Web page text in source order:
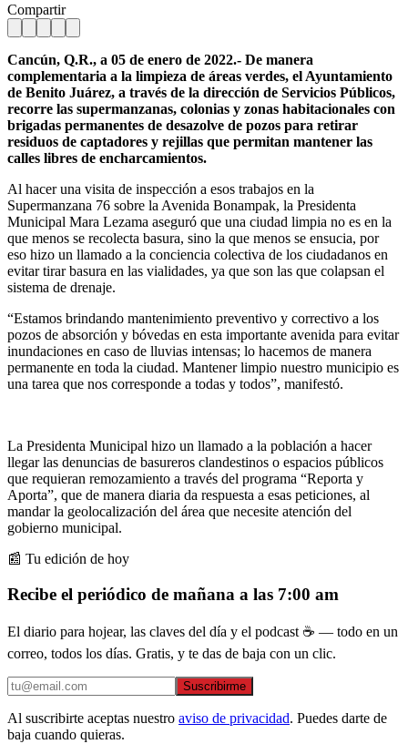
Compartir
Cancún, Q.R., a 05 de enero de 2022.- De manera
complementaria a la limpieza de áreas verdes, el Ayuntamiento
de Benito Juárez, a través de la dirección de Servicios Públicos,
recorre las supermanzanas, colonias y zonas habitacionales con
brigadas permanentes de desazolve de pozos para retirar
residuos de captadores y rejillas que permitan mantener las
calles libres de encharcamientos.
Al hacer una visita de inspección a esos trabajos en la
Supermanzana 76 sobre la Avenida Bonampak, la Presidenta
Municipal Mara Lezama aseguró que una ciudad limpia no es en la
que menos se recolecta basura, sino la que menos se ensucia, por
eso hizo un llamado a la conciencia colectiva de los ciudadanos en
evitar tirar basura en las vialidades, ya que son las que colapsan el
sistema de drenaje.
“Estamos brindando mantenimiento preventivo y correctivo a los
pozos de absorción y bóvedas en esta importante avenida para evitar
inundaciones en caso de lluvias intensas; lo hacemos de manera
permanente en toda la ciudad. Mantener limpio nuestro municipio es
una tarea que nos corresponde a todas y todos”, manifestó.
La Presidenta Municipal hizo un llamado a la población a hacer
llegar las denuncias de basureros clandestinos o espacios públicos
que requieran remozamiento a través del programa “Reporta y
Aporta”, que de manera diaria da respuesta a esas peticiones, al
mandar la geolocalización del área que necesite atención del
gobierno municipal.
📰 Tu edición de hoy
Recibe el periódico de mañana a las 7:00 am
El diario para hojear, las claves del día y el podcast ☕ — todo en un
correo, todos los días. Gratis, y te das de baja con un clic.
Suscribirme
Al suscribirte aceptas nuestro aviso de privacidad. Puedes darte de
baja cuando quieras.